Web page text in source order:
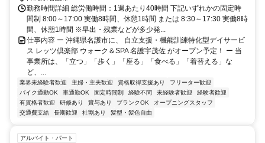
勤務時間詳細 総労働時間：1週あたり40時間 下記いずれかの固定時
間制 8:00～17:00 実働8時間、休憩1時間 または 8:30～17:30 実働8時
間、休憩1時間 ※早出・残業などが多少発...
仕事内容 ー 沖縄県名護市に、 自立支援・機能訓練特化型デイサービ
ス レッツ倶楽部 ウォーク＆SPA 名護宇茂佐 がオープン予定！ ー 当
事業所は、「立つ」「歩く」「座る」「食べる」「着替える」な
ど、...
業界未経験者歓迎 主婦・主夫歓迎 資格取得支援あり
フリーター歓迎
バイク通勤OK
車通勤OK 固定時間制 経験不問 未経験者歓迎
経験者歓迎
有資格者歓迎
研修あり 賞与あり ブランクOK
オープニングスタッフ
交通費支給
長期歓迎 社割あり 髪型・髪色自由
アルバイト・パート